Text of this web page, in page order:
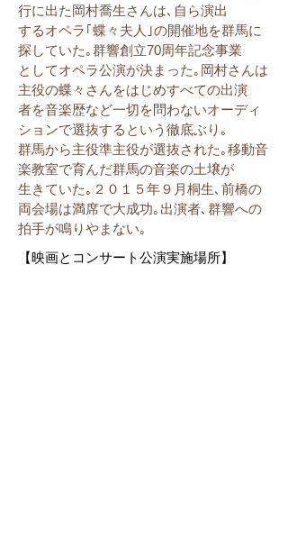
行に出た岡村喬生さんは､自ら演出
するオペラ｢蝶々夫人｣の開催地を群馬に
探していた｡群響創立70周年記念事業
としてオペラ公演が決まった｡岡村さんは
主役の蝶々さんをはじめすべての出演
者を音楽歴など一切を問わないオーディ
ションで選抜するという徹底ぶり｡
群馬から主役準主役が選抜された｡移動音
楽教室で育んだ群馬の音楽の土壌が
生きていた｡２０１５年９月桐生､前橋の
両会場は満席で大成功｡出演者､群響への
拍手が鳴りやまない｡
【映画とコンサート公演実施場所】